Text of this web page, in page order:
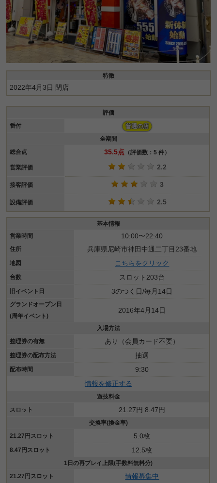
特徴
2022年4月3日 閉店
評価
番付
普通の店
全期間
総合点
35.5点 （評価数：5 件）
営業評価 2.2
接客評価 3
設備評価 2.5
基本情報
営業時間
10:00〜22:40
住所 兵庫県尼崎市神田中通二丁目23番地
地図 こちらをクリック
台数 スロット203台
旧イベント日 3のつく日/毎月14日
グランドオープン日
(周年イベント)
2016年4月14日
入場方法
整理券の有無
あり（会員カード不要）
整理券の配布方法 抽選
配布時間
9:30
情報を修正する
遊技料金
スロット
21.27円 8.47円
交換率(換金率)
21.27円スロット
5.0枚
8.47円スロット 12.5枚
1日の再プレイ上限(手数料無料分)
21.27円スロット
情報募集中